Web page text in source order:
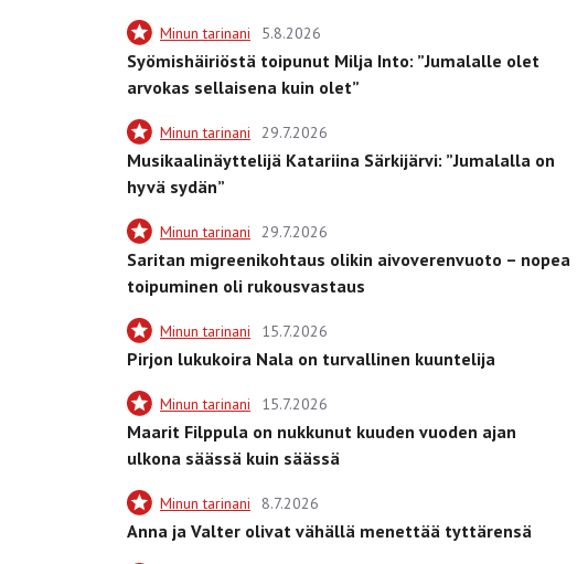
Minun tarinani 5.8.2026
Syömishäiriöstä toipunut Milja Into: ”Jumalalle olet
arvokas sellaisena kuin olet”
Minun tarinani 29.7.2026
Musikaalinäyttelijä Katariina Särkijärvi: ”Jumalalla on
hyvä sydän”
Minun tarinani 29.7.2026
Saritan migreenikohtaus olikin aivoverenvuoto – nopea
toipuminen oli rukousvastaus
Minun tarinani 15.7.2026
Pirjon lukukoira Nala on turvallinen kuuntelija
Minun tarinani 15.7.2026
Maarit Filppula on nukkunut kuuden vuoden ajan
ulkona säässä kuin säässä
Minun tarinani 8.7.2026
Anna ja Valter olivat vähällä menettää tyttärensä